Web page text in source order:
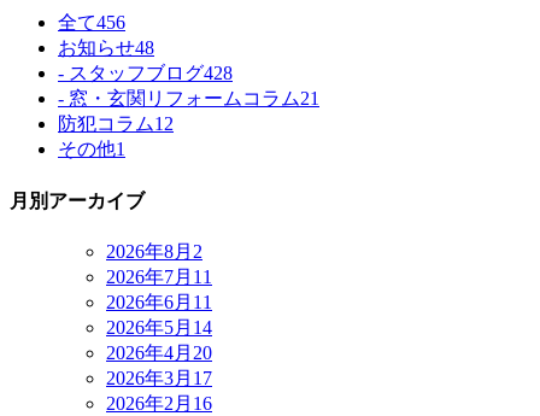
全て456
お知らせ48
- スタッフブログ428
- 窓・玄関リフォームコラム21
防犯コラム12
その他1
月別アーカイブ
2026年8月 2
2026年7月 11
2026年6月 11
2026年5月 14
2026年4月 20
2026年3月 17
2026年2月 16